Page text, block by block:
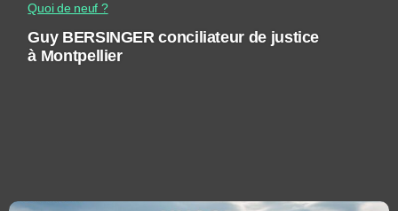
Quoi de neuf ?
Guy BERSINGER conciliateur de justice
à Montpellier